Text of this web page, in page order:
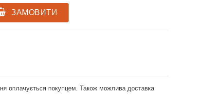
ЗАМОВИТИ
оплачується покупцем. Також можлива доставка